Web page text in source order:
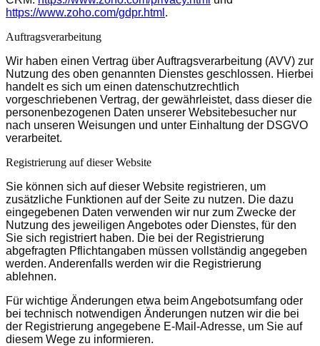
https://www.zoho.com/gdpr.html .
Auftragsverarbeitung
Wir haben einen Vertrag über Auftragsverarbeitung (AVV) zur
Nutzung des oben genannten Dienstes geschlossen. Hierbei
handelt es sich um einen datenschutzrechtlich
vorgeschriebenen Vertrag, der gewährleistet, dass dieser die
personenbezogenen Daten unserer Websitebesucher nur
nach unseren Weisungen und unter Einhaltung der DSGVO
verarbeitet.
Registrierung auf dieser Website
Sie können sich auf dieser Website registrieren, um
zusätzliche Funktionen auf der Seite zu nutzen. Die dazu
eingegebenen Daten verwenden wir nur zum Zwecke der
Nutzung des jeweiligen Angebotes oder Dienstes, für den
Sie sich registriert haben. Die bei der Registrierung
abgefragten Pflichtangaben müssen vollständig angegeben
werden. Anderenfalls werden wir die Registrierung
ablehnen.
Für wichtige Änderungen etwa beim Angebotsumfang oder
bei technisch notwendigen Änderungen nutzen wir die bei
der Registrierung angegebene E-Mail-Adresse, um Sie auf
diesem Wege zu informieren.